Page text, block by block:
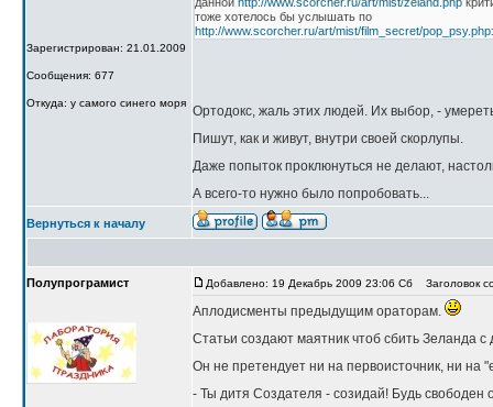
Зарегистрирован: 21.01.2009
Сообщения: 677
Откуда: у самого синего моря
тоже хотелось бы услышать по
http://www.scorcher.ru/art/mist/film_secret/pop_psy.php
Ортодокс, жаль этих людей. Их выбор, -
Пишут, как и живут, внутри своей скорлупы.
Даже попыток проклюнуться не делают,
А всего-то нужно было попробовать...
Вернуться к началу
Полупрограмист Добавлено: 19 Декабрь 2009 23:06 Сб Заголовок
Аплодисменты предыдущим ораторам.
Статьи создают маятник чтоб сбить Зеланда
Он не претендует ни на первоисточник, ни на
- Ты дитя Создателя - созидай! Будь свободен